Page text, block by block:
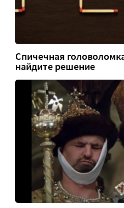
Спичечная
найдите решение